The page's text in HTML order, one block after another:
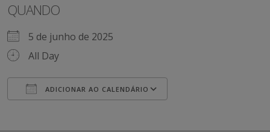
QUANDO
5 de junho de 2025
All Day
ADICIONAR AO CALENDÁRIO